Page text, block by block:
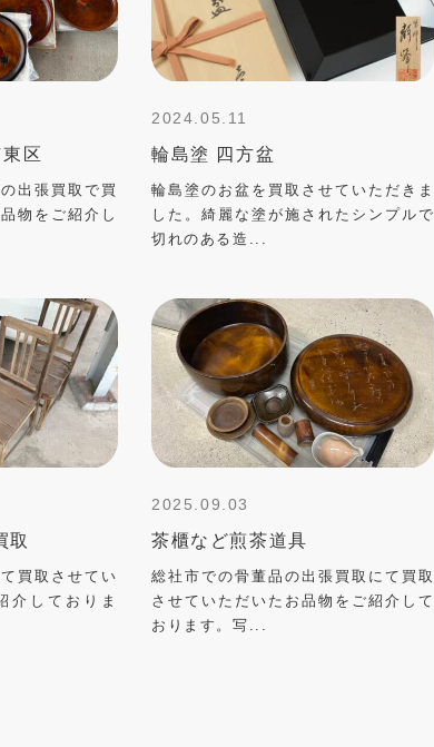
区
出張買取で買
物をご紹介し
2024.05.11
輪島塗 四方盆
輪島塗のお盆を買取させていただきま
した。綺麗な塗が施されたシンプルで
切れのある造...
取
買取させてい
介しておりま
2025.09.03
茶櫃など煎茶道具
総社市での骨董品の出張買取にて買取
させていただいたお品物をご紹介して
おります。写...